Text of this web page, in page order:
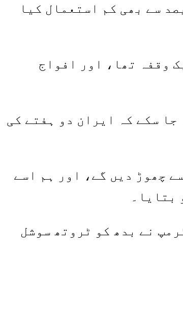
نے مزید کہا کہ امریکہ نے ایران کے خلاف جنگ میں اپنی جنگی طاقت کا 10 فیصد سے بھی کم استعمال کیا
وقفہ تھا، اور افواج
سکے کہ ایران دو ہفتے کی
چھوڑ دیں گے، اور ہم اسے
بتایا۔
نے بدھ کو ٹروتھ سوشل